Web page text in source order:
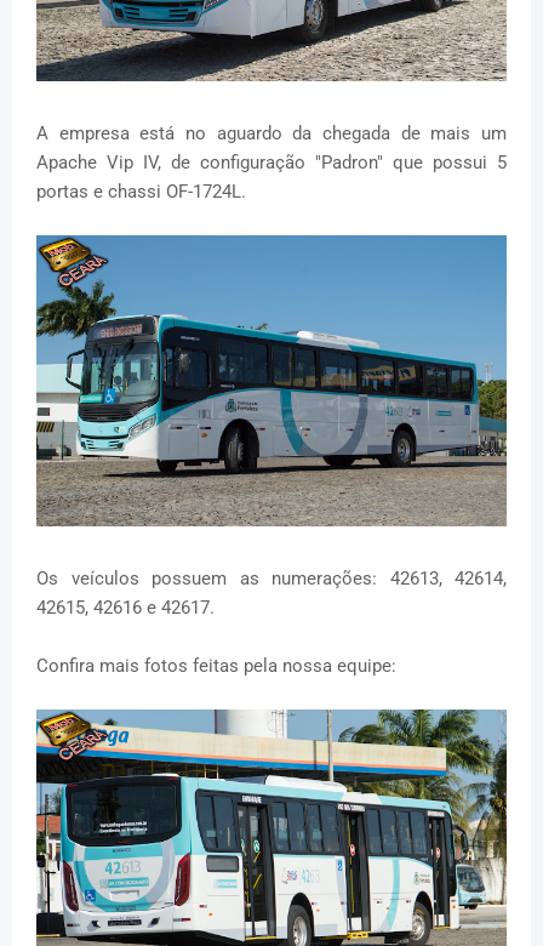
A empresa está no aguardo da chegada de mais um
Apache Vip IV, de configuração "Padron" que possui 5
portas e chassi OF-1724L.
Os veículos possuem as numerações: 42613, 42614,
42615, 42616 e 42617.
Confira mais fotos feitas pela nossa equipe: